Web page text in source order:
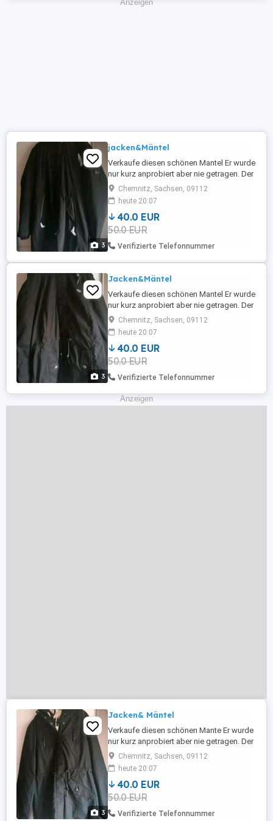
Anzeigen
3
jacken&Mäntel
Verkaufe diesen schönen Mantel Er wurde
nur kurz anprobiert aber nie getragen. Der
neu Preis lag bei 169.99 der Mantel hängt
die ganze Zeit im Kleiderschrank und
wurde nie getragen daher Wird er verkauft
Chemnitz, Sachsen, 09112
heute 20:07
40.0 EUR
50.0 EUR
Verifizierte Telefonnummer
3
Jacken&Mäntel
Verkaufe diesen schönen Mantel Er wurde
nur kurz anprobiert aber nie getragen. Der
neu Preis lag bei 169,99 der Mantel hängt
die ganze Zeit im Kleiderschrank und
wurde nie getragen daher wird er verkauft
Chemnitz, Sachsen, 09112
heute 20:07
40.0 EUR
50.0 EUR
Verifizierte Telefonnummer
Anzeigen
3
Jacken& Mäntel
Verkaufe diesen schönen Mante Er wurde
nur kurz anprobiert aber nie getragen. Der
neu Preis lag bei 169,99 der Mantel hängt
die ganze Zeit im Kleiderschrank und
wurde nie getragen daher wird er verkauft
Chemnitz, Sachsen, 09112
heute 20:07
40.0 EUR
50.0 EUR
Verifizierte Telefonnummer